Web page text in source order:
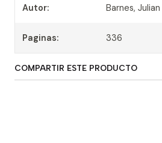
Autor: Barnes, Julian
Paginas: 336
COMPARTIR ESTE PRODUCTO